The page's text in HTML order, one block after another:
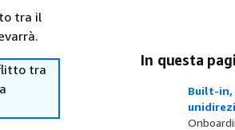
tra il
tra
In questa
Built-in,